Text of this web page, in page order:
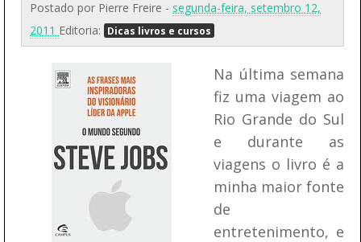
Postado por Pierre Freire - segunda-feira, setembro 12,
2011 Editoria: Dicas livros e cursos
Na última semana
fiz uma viagem ao
Rio Grande do Sul
e durante as
viagens o livro é a
minha maior fonte
de
entretenimento, e